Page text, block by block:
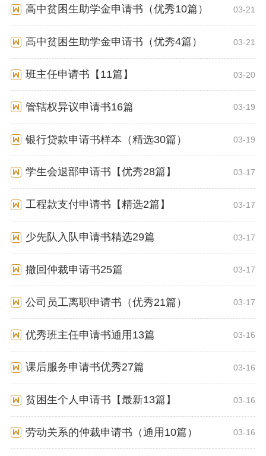
高中贫困生助学金申请书（优秀10篇） 03-21
高中贫困生助学金申请书（优秀4篇） 03-21
班主任申请书【11篇】 03-20
管辖权异议申请书16篇 03-19
银行贷款申请书样本（精选30篇） 03-19
学生会退部申请书【优秀28篇】 03-17
工程款支付申请书【精选2篇】 03-17
少先队入队申请书精选29篇 03-17
撤回仲裁申请书25篇 03-17
公司员工离职申请书（优秀21篇） 03-17
优秀班主任申请书通用13篇 03-16
课后服务申请书优秀27篇 03-16
贫困生个人申请书【最新13篇】 03-16
劳动关系的仲裁申请书（通用10篇） 03-16